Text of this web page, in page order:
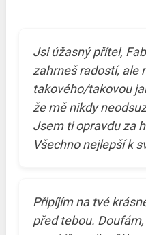
Jsi úžasný přítel,
zahrneš radostí, ale
takového/takovou
že mě nikdy
Jsem ti opravdu za
Všechno nejlepší k
Připíjím na tvé
před tebou.